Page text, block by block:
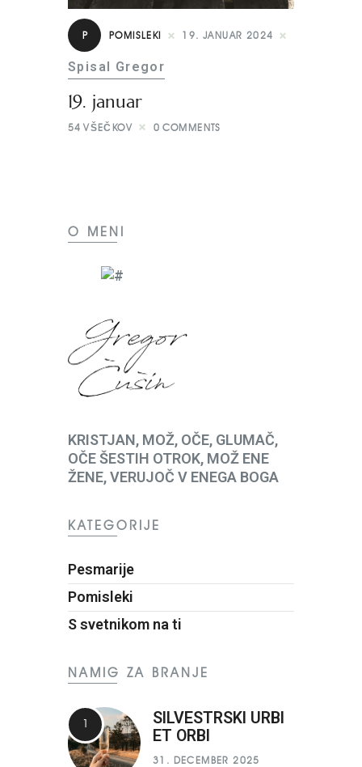
P POMISLEKI 19. JANUAR 2024
Spisal Gregor
19. januar
54 VŠEČKOV 0 COMMENTS
O MENI
KRISTJAN, MOŽ, OČE, GLUMAČ,
OČE ŠESTIH OTROK, MOŽ ENE
ŽENE, VERUJOČ V ENEGA BOGA
KATEGORIJE
Pesmarije
Pomisleki
S svetnikom na ti
NAMIG ZA BRANJE
SILVESTRSKI URBI
ET ORBI
31. DECEMBER 2025